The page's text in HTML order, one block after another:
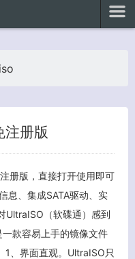
册版
册版，直接打开使用即可
息、集成SATA驱动、实
UltraISO（软碟通）感到
款容易上手的镜像文件
1、界面直观。UltraISO只